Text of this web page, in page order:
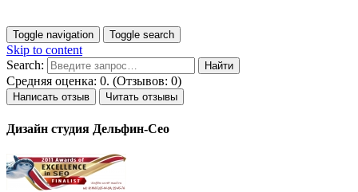
Toggle navigation Toggle search
Skip to content
Search:
Средняя оценка: 0. (Отзывов: 0)
Написать отзыв Читать отзывы
Дизайн студия Дельфин-Сео